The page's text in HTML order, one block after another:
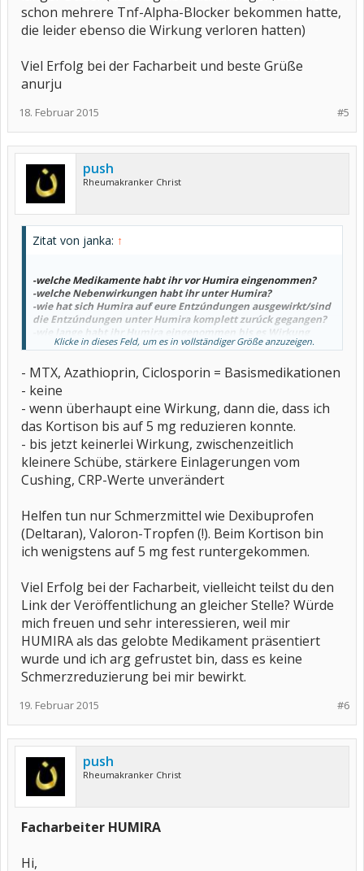
schon mehrere Tnf-Alpha-Blocker bekommen hatte,
die leider ebenso die Wirkung verloren hatten)
Viel Erfolg bei der Facharbeit und beste Grüße
anurju
#5
18. Februar 2015
push
Rheumakranker Christ
Zitat von janka: ↑
-welche Medikamente habt ihr vor Humira eingenommen?
-welche Nebenwirkungen habt ihr unter Humira?
-wie hat sich Humira auf eure Entzúndungen ausgewirkt/sind
die Entzúndungen unter Humira komplett zurúck gegangen?
-wie lange habt ihr Humira eingenommen bis es Wirkung
gezeigt hat?
Klicke in dieses Feld, um es in vollständiger Größe anzuzeigen.
- MTX, Azathioprin, Ciclosporin = Basismedikationen
- keine
- wenn überhaupt eine Wirkung, dann die, dass ich
das Kortison bis auf 5 mg reduzieren konnte.
- bis jetzt keinerlei Wirkung, zwischenzeitlich
kleinere Schübe, stärkere Einlagerungen vom
Cushing, CRP-Werte unverändert
Helfen tun nur Schmerzmittel wie Dexibuprofen
(Deltaran), Valoron-Tropfen (!). Beim Kortison bin
ich wenigstens auf 5 mg fest runtergekommen.
Viel Erfolg bei der Facharbeit, vielleicht teilst du den
Link der Veröffentlichung an gleicher Stelle? Würde
mich freuen und sehr interessieren, weil mir
HUMIRA als das gelobte Medikament präsentiert
wurde und ich arg gefrustet bin, dass es keine
Schmerzreduzierung bei mir bewirkt.
#6
19. Februar 2015
push
Rheumakranker Christ
Facharbeiter HUMIRA
Hi,